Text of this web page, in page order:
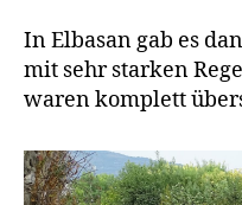
In Elbasan gab es
mit sehr starken
waren komplett